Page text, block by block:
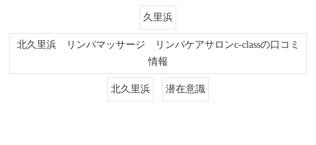
久里浜
北久里浜 リンパマッサージ リンパケアサロンc-classの口コミ
情報
北久里浜 潜在意識